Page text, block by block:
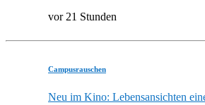
vor 21 Stunden
Campusrauschen
Neu im Kino: Lebensansichten